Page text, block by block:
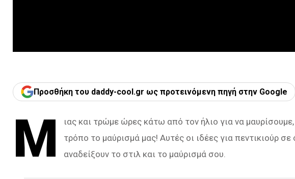
Προσθήκη του daddy-cool.gr ως προτεινόμενη πηγή στην Google
Μ
ιας και τρώμε ώρες κάτω από τον ήλιο για να
τρόπο το μαύρισμά μας! Αυτές οι ιδέες για πεντικιούρ
αναδείξουν το στιλ και το μαύρισμά σου.